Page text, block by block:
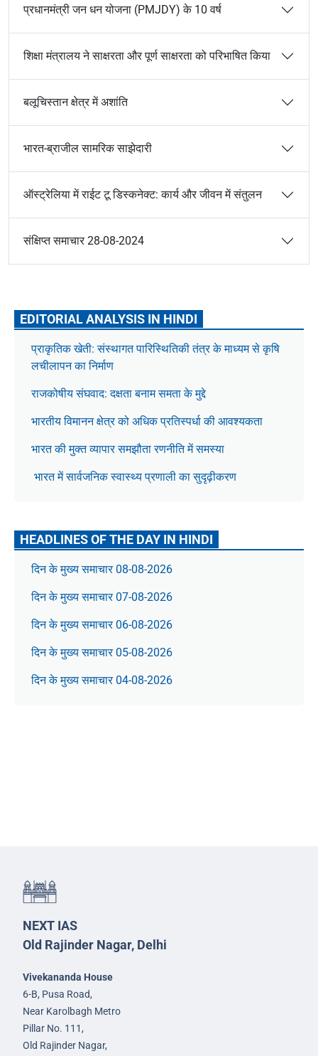
प्रधानमंत्री जन धन योजना (PMJDY) के 10 वर्ष
शिक्षा मंत्रालय ने साक्षरता और पूर्ण साक्षरता को परिभाषित किया
बलूचिस्तान क्षेत्र में अशांति
भारत-ब्राजील सामरिक साझेदारी
ऑस्ट्रेलिया में राईट टू डिस्कनेक्ट: कार्य और जीवन में संतुलन
संक्षिप्त समाचार 28-08-2024
EDITORIAL ANALYSIS IN HINDI
प्राकृतिक खेती: संस्थागत पारिस्थितिकी तंत्र के माध्यम से कृषि
लचीलापन का निर्माण
राजकोषीय संघवाद: दक्षता बनाम समता के मुद्दे
भारतीय विमानन क्षेत्र को अधिक प्रतिस्पर्धा की आवश्यकता
भारत की मुक्त व्यापार समझौता रणनीति में समस्या
भारत में सार्वजनिक स्वास्थ्य प्रणाली का सुदृढ़ीकरण
HEADLINES OF THE DAY IN HINDI
दिन के मुख्य समाचार 08-08-2026
दिन के मुख्य समाचार 07-08-2026
दिन के मुख्य समाचार 06-08-2026
दिन के मुख्य समाचार 05-08-2026
दिन के मुख्य समाचार 04-08-2026
NEXT IAS
Old Rajinder Nagar, Delhi
Vivekananda House
6-B, Pusa Road,
Near Karolbagh Metro
Pillar No. 111,
Old Rajinder Nagar,